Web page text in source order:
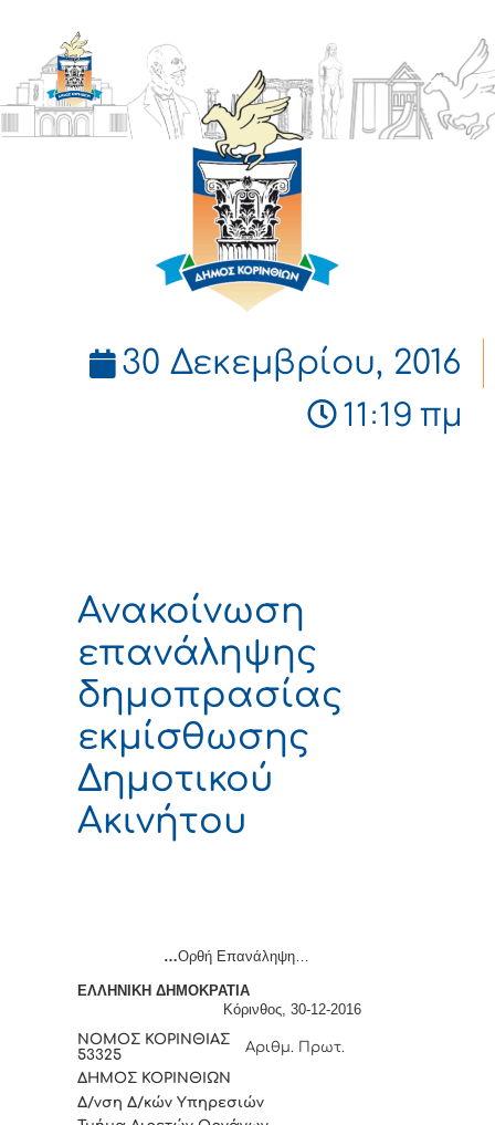
ΔΗΜΟΣ
ΚΟΡΙΝΘΙΩΝ
30 Δεκεμβρίου, 2016
11:19 πμ
Ανακοίνωση
επανάληψης
δημοπρασίας
εκμίσθωσης
Δημοτικού
Ακινήτου
…Ορθή Επανάληψη…
ΕΛΛΗΝΙΚΗ ΔΗΜΟΚΡΑΤΙΑ
Κόρινθος, 30-12-2016
ΝΟΜΟΣ ΚΟΡΙΝΘΙΑΣ
Αριθμ. Πρωτ.
53325
ΔΗΜΟΣ ΚΟΡΙΝΘΙΩΝ
Δ/νση Δ/κών Υπηρεσιών